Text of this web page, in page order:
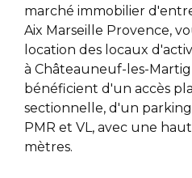
marché immobilier
Aix Marseille Provence,
location des locaux
à Châteauneuf-les-
bénéficient d'un accès
sectionnelle, d'un
PMR et VL, avec une
mètres.